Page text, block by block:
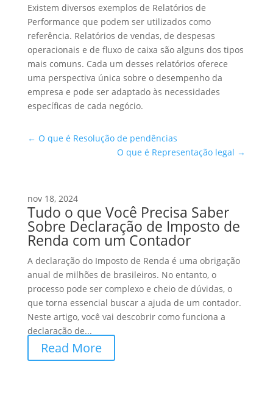
Existem diversos exemplos de Relatórios de
Performance que podem ser utilizados como
referência. Relatórios de vendas, de despesas
operacionais e de fluxo de caixa são alguns dos tipos
mais comuns. Cada um desses relatórios oferece
uma perspectiva única sobre o desempenho da
empresa e pode ser adaptado às necessidades
específicas de cada negócio.
← O que é Resolução de pendências
O que é Representação legal →
nov 18, 2024
Tudo o que Você Precisa Saber
Sobre Declaração de Imposto de
Renda com um Contador
A declaração do Imposto de Renda é uma obrigação
anual de milhões de brasileiros. No entanto, o
processo pode ser complexo e cheio de dúvidas, o
que torna essencial buscar a ajuda de um contador.
Neste artigo, você vai descobrir como funciona a
declaração de...
Read More